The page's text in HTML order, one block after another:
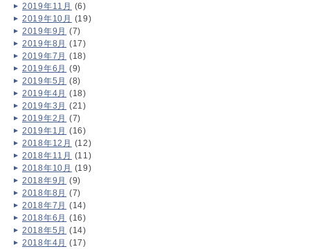
2019年11月 (6)
2019年10月 (19)
2019年9月 (7)
2019年8月 (17)
2019年7月 (18)
2019年6月 (9)
2019年5月 (8)
2019年4月 (18)
2019年3月 (21)
2019年2月 (7)
2019年1月 (16)
2018年12月 (12)
2018年11月 (11)
2018年10月 (19)
2018年9月 (9)
2018年8月 (7)
2018年7月 (14)
2018年6月 (16)
2018年5月 (14)
2018年4月 (17)